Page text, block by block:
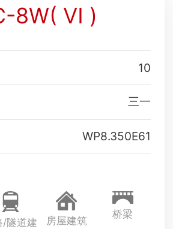
8W( Ⅵ )
10
三一
WP8.350E61
/隧道建
房屋建筑
桥梁